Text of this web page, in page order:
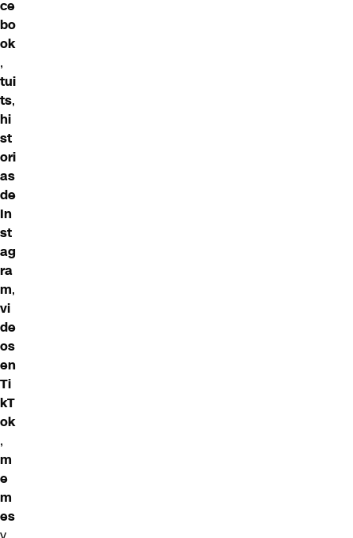
ce
bo
ok
,
tui
ts,
hi
st
ori
as
de
In
st
ag
ra
m,
vi
de
os
en
Ti
kT
ok
,
m
e
m
es